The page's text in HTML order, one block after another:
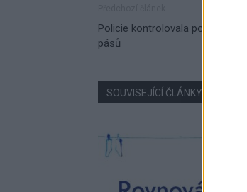
Policie kontrolovala používání
pásů
SOUVISEJÍCÍ ČLÁNKY